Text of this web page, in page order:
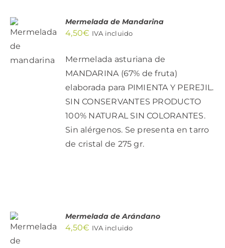
AL
DETALLES
Mermelada de Mandarina
4,50€ IVA incluido
Mermelada asturiana de
MANDARINA (67% de fruta)
elaborada para PIMIENTA Y PEREJIL.
SIN CONSERVANTES PRODUCTO
100% NATURAL SIN COLORANTES.
Sin alérgenos. Se presenta en tarro
de cristal de 275 gr.
AL
Mermelada de Arándano
4,50€ IVA incluido